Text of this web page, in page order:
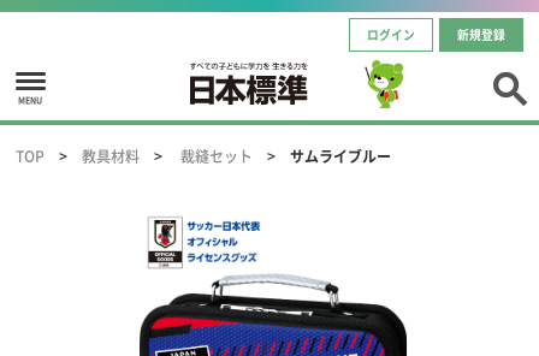
ログイン 新規登録
MENU
TOP 教具材料 裁縫セット サムライブルー